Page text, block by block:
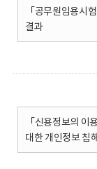
「공무원임용시
결과
「신용정보의 이
대한 개인정보 침